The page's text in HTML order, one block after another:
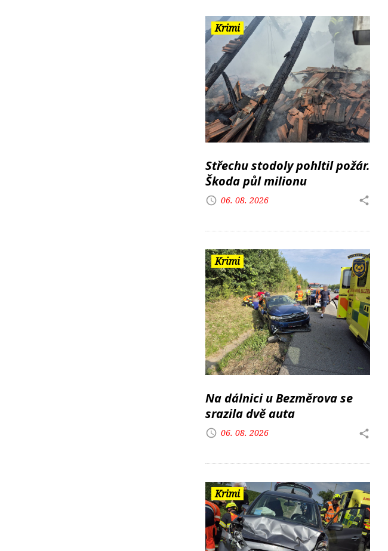
Krimi
Střechu stodoly pohltil požár.
Škoda půl milionu
06. 08. 2026
Krimi
Na dálnici u Bezměrova se
srazila dvě auta
06. 08. 2026
Krimi